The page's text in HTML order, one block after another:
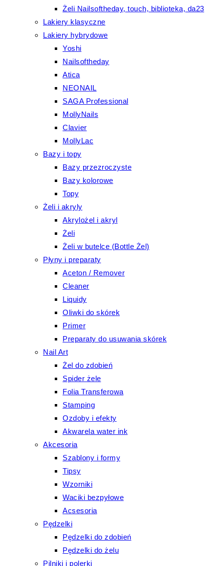
Żeli Nailsoftheday, touch, biblioteka, da23
Lakiery klasyczne
Lakiery hybrydowe
Yoshi
Nailsoftheday
Atica
NEONAIL
SAGA Professional
MollyNails
Clavier
MollyLac
Bazy i topy
Bazy przezroczyste
Bazy kolorowe
Topy
Żeli i akryly
Akrylożel i akryl
Żeli
Żeli w butelce (Bottle Żel)
Płyny i preparaty
Aceton / Remover
Cleaner
Liquidy
Oliwki do skórek
Primer
Preparaty do usuwania skórek
Nail Art
Żel do zdobień
Spider żele
Folia Transferowa
Stamping
Ozdoby i efekty
Akwarela water ink
Akcesoria
Szablony i formy
Tipsy
Wzorniki
Waciki bezpyłowe
Acsesoria
Pędzelki
Pędzelki do zdobień
Pędzelki do żelu
Pilniki i polerki